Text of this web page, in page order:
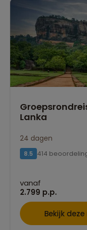
Lanka
24 dagen
8.5 414
vanaf
2.799 p.p.
Bekijk deze